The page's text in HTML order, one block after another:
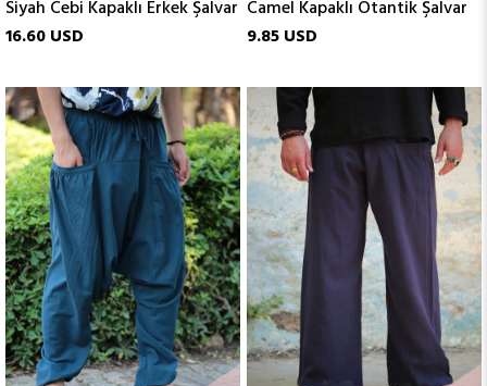
Siyah Cebi Kapaklı Erkek Şalvar
16.60 USD
Camel Kapaklı Otantik Şalvar
9.85 USD